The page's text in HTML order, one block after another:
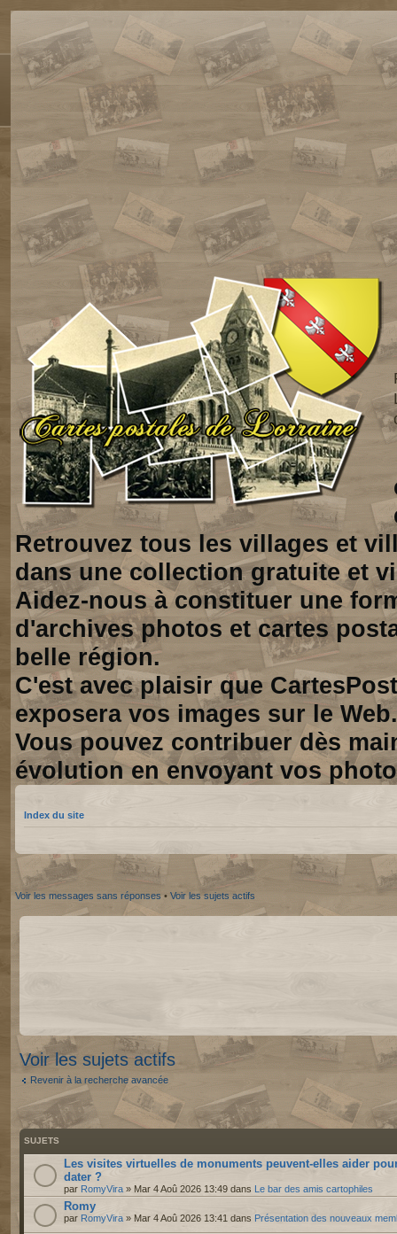
Retrouvez tous les villages et
dans une collection gratuite et
Aidez-nous à constituer une
d'archives photos et cartes
belle région.
C'est avec plaisir que
exposera vos images sur le Web.
Vous pouvez contribuer dès
évolution en envoyant vos
Index du site
Voir les messages sans réponses • Voir les sujets actifs
Voir les sujets actifs
Revenir à la recherche avancée
SUJETS
Les visites virtuelles de monuments peuvent-elles aider
dater ?
par RomyVira » Mar 4 Aoû 2026 13:49 dans Le bar des amis cartophiles
Romy
par RomyVira » Mar 4 Aoû 2026 13:41 dans Présentation des nouveaux